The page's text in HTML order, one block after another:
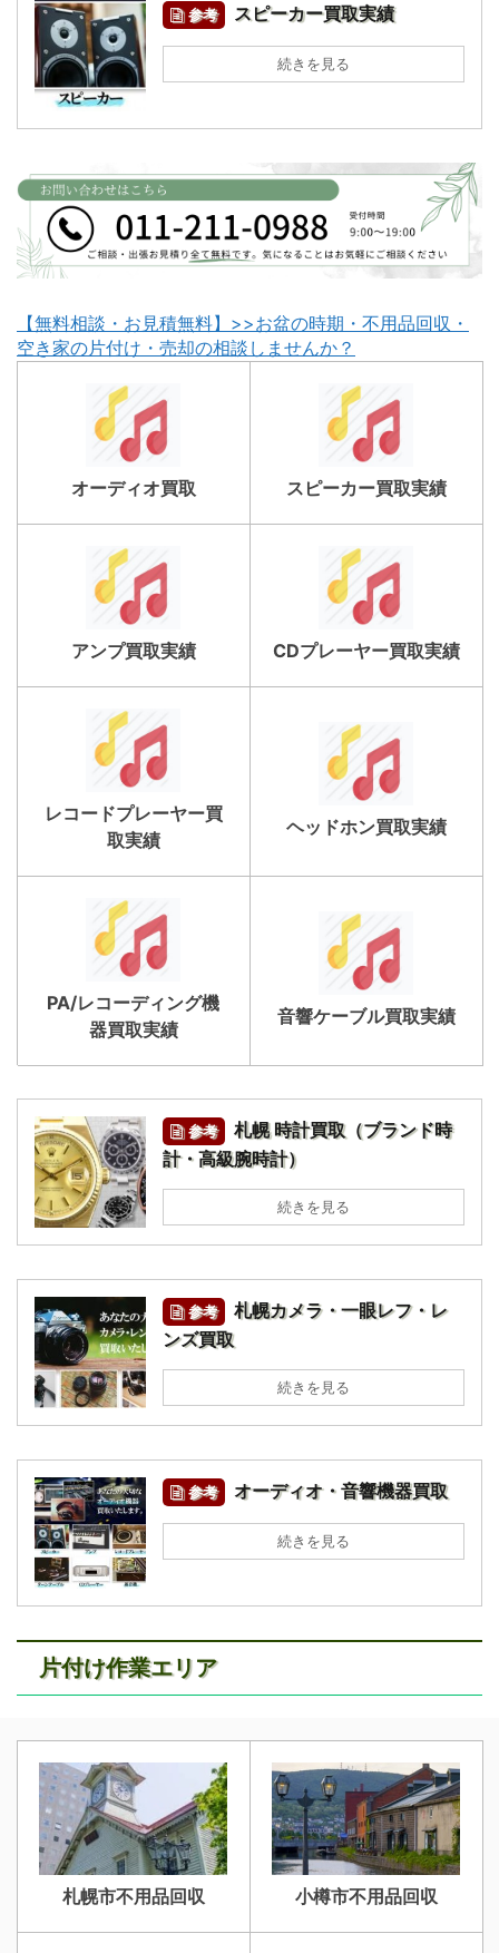
参考 スピーカー買取実績
続きを見る
【無料相談・お見積無料】>>お盆の時期・不用品回収・
空き家の片付け・売却の相談しませんか？
オーディオ買取 スピーカー買取実績
アンプ買取実績 CDプレーヤー買取実績
レコードプレーヤー買
取実績
ヘッドホン買取実績
PA/レコーディング機
器買取実績
音響ケーブル買取実績
参考
札幌 時計買取（ブランド時
計・高級腕時計）
続きを見る
参考
札幌カメラ・一眼レフ・レ
ンズ買取
続きを見る
参考 オーディオ・音響機器買取
続きを見る
片付け作業エリア
札幌市不用品回収 小樽市不用品回収